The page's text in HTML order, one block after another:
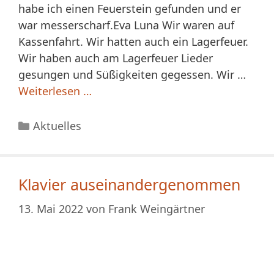
habe ich einen Feuerstein gefunden und er
war messerscharf.Eva Luna Wir waren auf
Kassenfahrt. Wir hatten auch ein Lagerfeuer.
Wir haben auch am Lagerfeuer Lieder
gesungen und Süßigkeiten gegessen. Wir …
Weiterlesen …
Kategorien
Aktuelles
Klavier auseinandergenommen
13. Mai 2022 von Frank Weingärtner